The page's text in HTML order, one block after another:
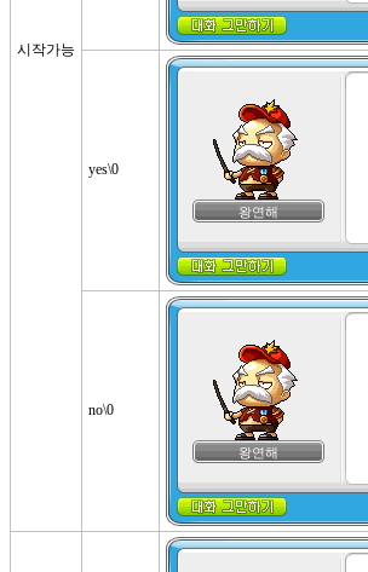
시작가능
yes\0
왕연해
no\0
왕연해